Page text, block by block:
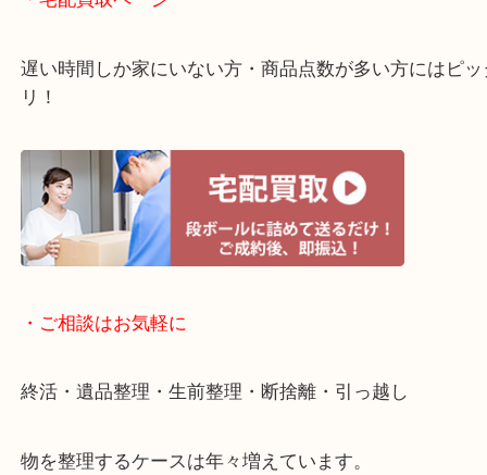
・ライン査定お待ちしています
・宅配買取ページ
遅い時間しか家にいない方・商品点数が多い方には